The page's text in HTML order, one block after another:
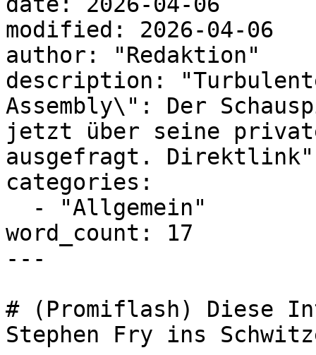
modified: 2026-04-06
author: "Redaktion"
description:
Assembly\": Der
jetzt über seine
ausgefragt. Direktlink"
categories:
word_count: 17
---
# (Promiflash) Diese
Stephen Fry ins